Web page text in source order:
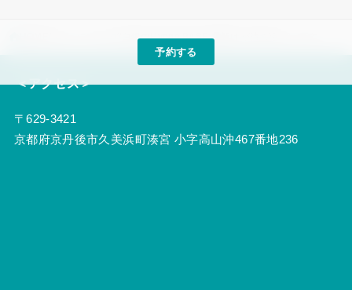
予約する
白銀のHygge BASE 雪解けが待ち遠しいです
＜アクセス＞
〒629-3421
京都府京丹後市久美浜町湊宮 小字高山沖467番地236